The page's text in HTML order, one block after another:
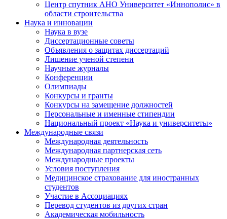
Центр спутник АНО Университет «Иннополис» в
области строительства
Наука и инновации
Наука в вузе
Диссертационные советы
Объявления о защитах диссертаций
Лишение ученой степени
Научные журналы
Конференции
Олимпиады
Конкурсы и гранты
Конкурсы на замещение должностей
Персональные и именные стипендии
Национальный проект «Наука и университеты»
Международные связи
Международная деятельность
Международная партнерская сеть
Международные проекты
Условия поступления
Медицинское страхование для иностранных
студентов
Участие в Ассоциациях
Перевод студентов из других стран
Академическая мобильность